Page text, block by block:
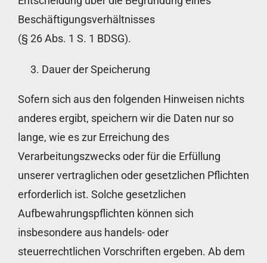
Beschäftigungsverhältnisses
(§ 26 Abs. 1 S. 1 BDSG).
Dauer der Speicherung
Sofern sich aus den folgenden Hinweisen nichts
anderes ergibt, speichern wir die Daten nur so
lange, wie es zur Erreichung des
Verarbeitungszwecks oder für die Erfüllung
unserer vertraglichen oder gesetzlichen Pflichten
erforderlich ist. Solche gesetzlichen
Aufbewahrungspflichten können sich
insbesondere aus handels- oder
steuerrechtlichen Vorschriften ergeben. Ab dem